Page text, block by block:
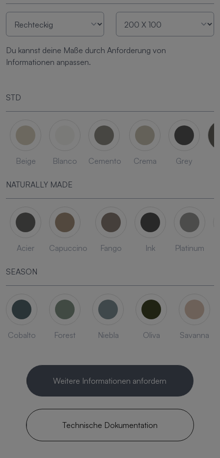
Du kannst deine Maße durch Anforderung von
Informationen anpassen.
STD
Beige Blanco Cemento Crema Grey
NATURALLY MADE
Acier Capuccino Fango Ink Platinum
SEASON
Cobalto Forest Niebla Oliva Savanna
Weitere Informationen anfordern
Technische Dokumentation